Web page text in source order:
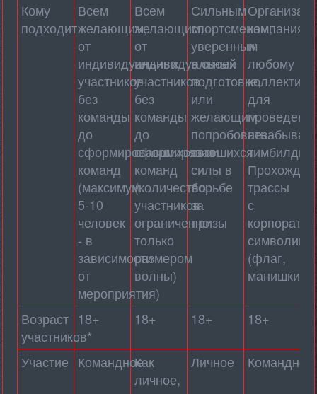
Кому
подходит
Всем
желающим,
от
индивидуальных
участников
без
команды
до
сформировавшихся
команд
(максимум
5-10
человек
- в
зависимости
от
мероприятия)
Всем
желающим,
от
индивидуальных
участников
без
команды
до
сформировавшихся
команд
(количество
участников
ограниченно
только
размером
волны)
Сильным
спортсменам,
уверенным
в своей
подготовке,
или
желающим
попробовать
свои
силы в
борьбе
за
призы
компаниям
и
любому
коллективу
для
трассы
с
(флаг,
манишки)
Возраст
участников*
18+ 18+ 18+ 18+
Участие КомандноеКак
личное,
Личное Командное